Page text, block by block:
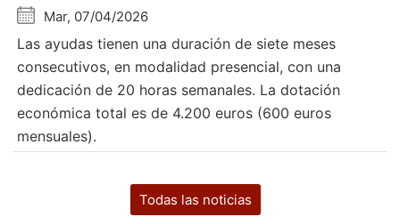
Mar, 07/04/2026
Las ayudas tienen una duración de siete meses
consecutivos, en modalidad presencial, con una
dedicación de 20 horas semanales. La dotación
económica total es de 4.200 euros (600 euros
mensuales).
Todas las noticias